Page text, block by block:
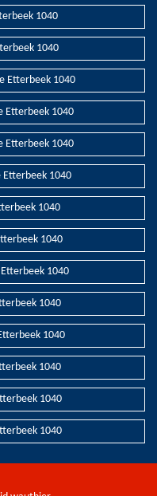
1040
1040
Etterbeek 1040
Etterbeek 1040
Etterbeek 1040
1040
1040
1040
1040
1040
1040
1040
1040
1040